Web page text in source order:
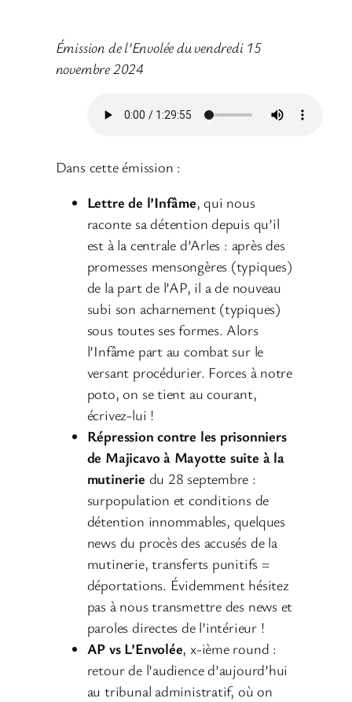
Émission de l’Envolée du vendredi 15
novembre 2024
Dans cette émission :
Lettre de l’Infâme, qui nous
raconte sa détention depuis qu’il
est à la centrale d’Arles : après des
promesses mensongères (typiques)
de la part de l’AP, il a de nouveau
subi son acharnement (typiques)
sous toutes ses formes. Alors
l’Infâme part au combat sur le
versant procédurier. Forces à notre
poto, on se tient au courant,
écrivez-lui !
Répression contre les prisonniers
de Majicavo à Mayotte suite à la
mutinerie du 28 septembre :
surpopulation et conditions de
détention innommables, quelques
news du procès des accusés de la
mutinerie, transferts punitifs =
déportations. Évidemment hésitez
pas à nous transmettre des news et
paroles directes de l’intérieur !
AP vs L’Envolée, x-ième round :
retour de l’audience d’aujourd’hui
au tribunal administratif, où on